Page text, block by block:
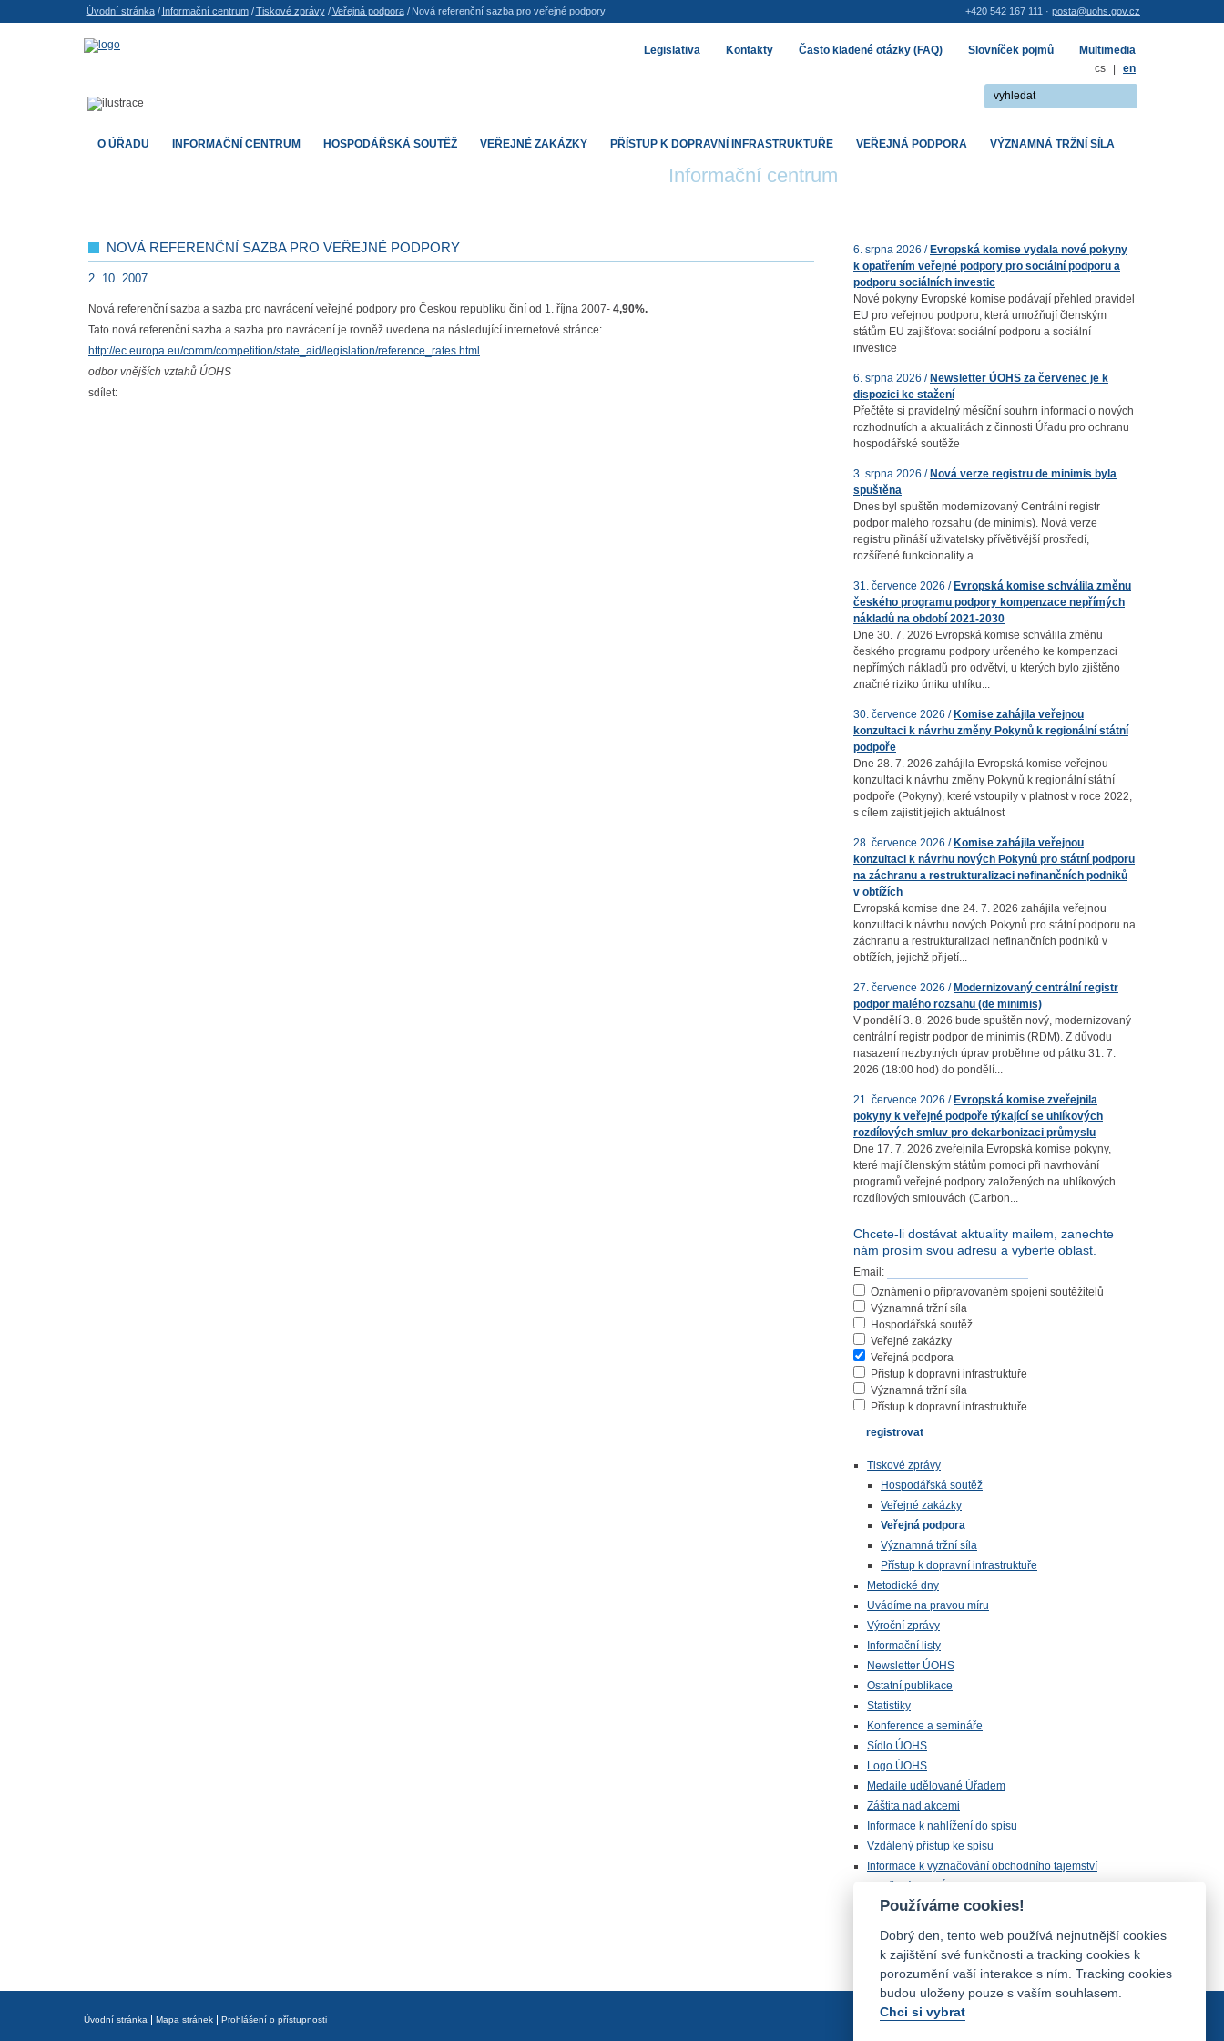
Informační centrum
NOVÁ REFERENČNÍ SAZBA PRO VEŘEJNÉ PODPORY
2. 10. 2007
Nová referenční sazba a sazba pro navrácení veřejné podpory pro Českou republiku činí od 1. října 2007- 4,90%.
Tato nová referenční sazba a sazba pro navrácení je rovněž uvedena na následující internetové stránce:
http://ec.europa.eu/comm/competition/state_aid/legislation/reference_rates.html
odbor vnějších vztahů ÚOHS
sdílet:
6. srpna 2026 / Evropská komise vydala nové pokyny
k opatřením veřejné podpory pro sociální podporu a
podporu sociálních investic
Nové pokyny Evropské komise podávají přehled pravidel
EU pro veřejnou podporu, která umožňují členským
státům EU zajišťovat sociální podporu a sociální
investice
6. srpna 2026 / Newsletter ÚOHS za červenec je k
dispozici ke stažení
Přečtěte si pravidelný měsíční souhrn informací o nových
rozhodnutích a aktualitách z činnosti Úřadu pro ochranu
hospodářské soutěže
3. srpna 2026 / Nová verze registru de minimis byla
spuštěna
Dnes byl spuštěn modernizovaný Centrální registr
podpor malého rozsahu (de minimis). Nová verze
registru přináší uživatelsky přívětivější prostředí,
rozšířené funkcionality a...
31. července 2026 / Evropská komise schválila změnu
českého programu podpory kompenzace nepřímých
nákladů na období 2021-2030
Dne 30. 7. 2026 Evropská komise schválila změnu
českého programu podpory určeného ke kompenzaci
nepřímých nákladů pro odvětví, u kterých bylo zjištěno
značné riziko úniku uhlíku...
30. července 2026 / Komise zahájila veřejnou
konzultaci k návrhu změny Pokynů k regionální státní
podpoře
Dne 28. 7. 2026 zahájila Evropská komise veřejnou
konzultaci k návrhu změny Pokynů k regionální státní
podpoře (Pokyny), které vstoupily v platnost v roce 2022,
s cílem zajistit jejich aktuálnost
28. července 2026 / Komise zahájila veřejnou
konzultaci k návrhu nových Pokynů pro státní podporu
na záchranu a restrukturalizaci nefinančních podniků
v obtížích
Evropská komise dne 24. 7. 2026 zahájila veřejnou
konzultaci k návrhu nových Pokynů pro státní podporu na
záchranu a restrukturalizaci nefinančních podniků v
obtížích, jejichž přijetí...
27. července 2026 / Modernizovaný centrální registr
podpor malého rozsahu (de minimis)
V pondělí 3. 8. 2026 bude spuštěn nový, modernizovaný
centrální registr podpor de minimis (RDM). Z důvodu
nasazení nezbytných úprav proběhne od pátku 31. 7.
2026 (18:00 hod) do pondělí...
21. července 2026 / Evropská komise zveřejnila
pokyny k veřejné podpoře týkající se uhlíkových
rozdílových smluv pro dekarbonizaci průmyslu
Dne 17. 7. 2026 zveřejnila Evropská komise pokyny,
které mají členským státům pomoci při navrhování
programů veřejné podpory založených na uhlíkových
rozdílových smlouvách (Carbon...
Chcete-li dostávat aktuality mailem, zanechte
nám prosím svou adresu a vyberte oblast.
Email:
Oznámení o připravovaném spojení soutěžitelů
Významná tržní síla
Hospodářská soutěž
Veřejné zakázky
Veřejná podpora
Přístup k dopravní infrastruktuře
Významná tržní síla
Přístup k dopravní infrastruktuře
Tiskové zprávy
Hospodářská soutěž
Veřejné zakázky
Veřejná podpora
Významná tržní síla
Přístup k dopravní infrastruktuře
Metodické dny
Uvádíme na pravou míru
Výroční zprávy
Informační listy
Newsletter ÚOHS
Ostatní publikace
Statistiky
Konference a semináře
Sídlo ÚOHS
Logo ÚOHS
Medaile udělované Úřadem
Záštita nad akcemi
Informace k nahlížení do spisu
Vzdálený přístup ke spisu
Informace k vyznačování obchodního tajemství
Úřednická zkouška
Majetek ÚOHS nabízený k odprodeji
O ÚŘADU INFORMAČNÍ CENTRUM HOSPODÁŘSKÁ SOUTĚŽ VEŘEJNÉ ZAKÁZKY PŘÍSTUP K DOPRAVNÍ INFRASTRUKTUŘE VEŘEJNÁ PODPORA VÝZNAMNÁ TRŽNÍ SÍLA
Legislativa Kontakty Často kladené otázky (FAQ) Slovníček pojmů
Multimedia
cs
| en
Úvodní stránka/ Informační centrum/ Tiskové zprávy/ Veřejná podpora/ Nová referenční sazba pro veřejné podpory +420 542 167 111 · posta@uohs.gov.cz
Úvodní stránka Mapa stránek Prohlášení o přístupnosti
Používáme cookies!
Dobrý den, tento web používá nejnutnější cookies
k zajištění své funkčnosti a tracking cookies k
porozumění vaší interakce s ním. Tracking cookies
budou uloženy pouze s vaším souhlasem.
Chci si vybrat